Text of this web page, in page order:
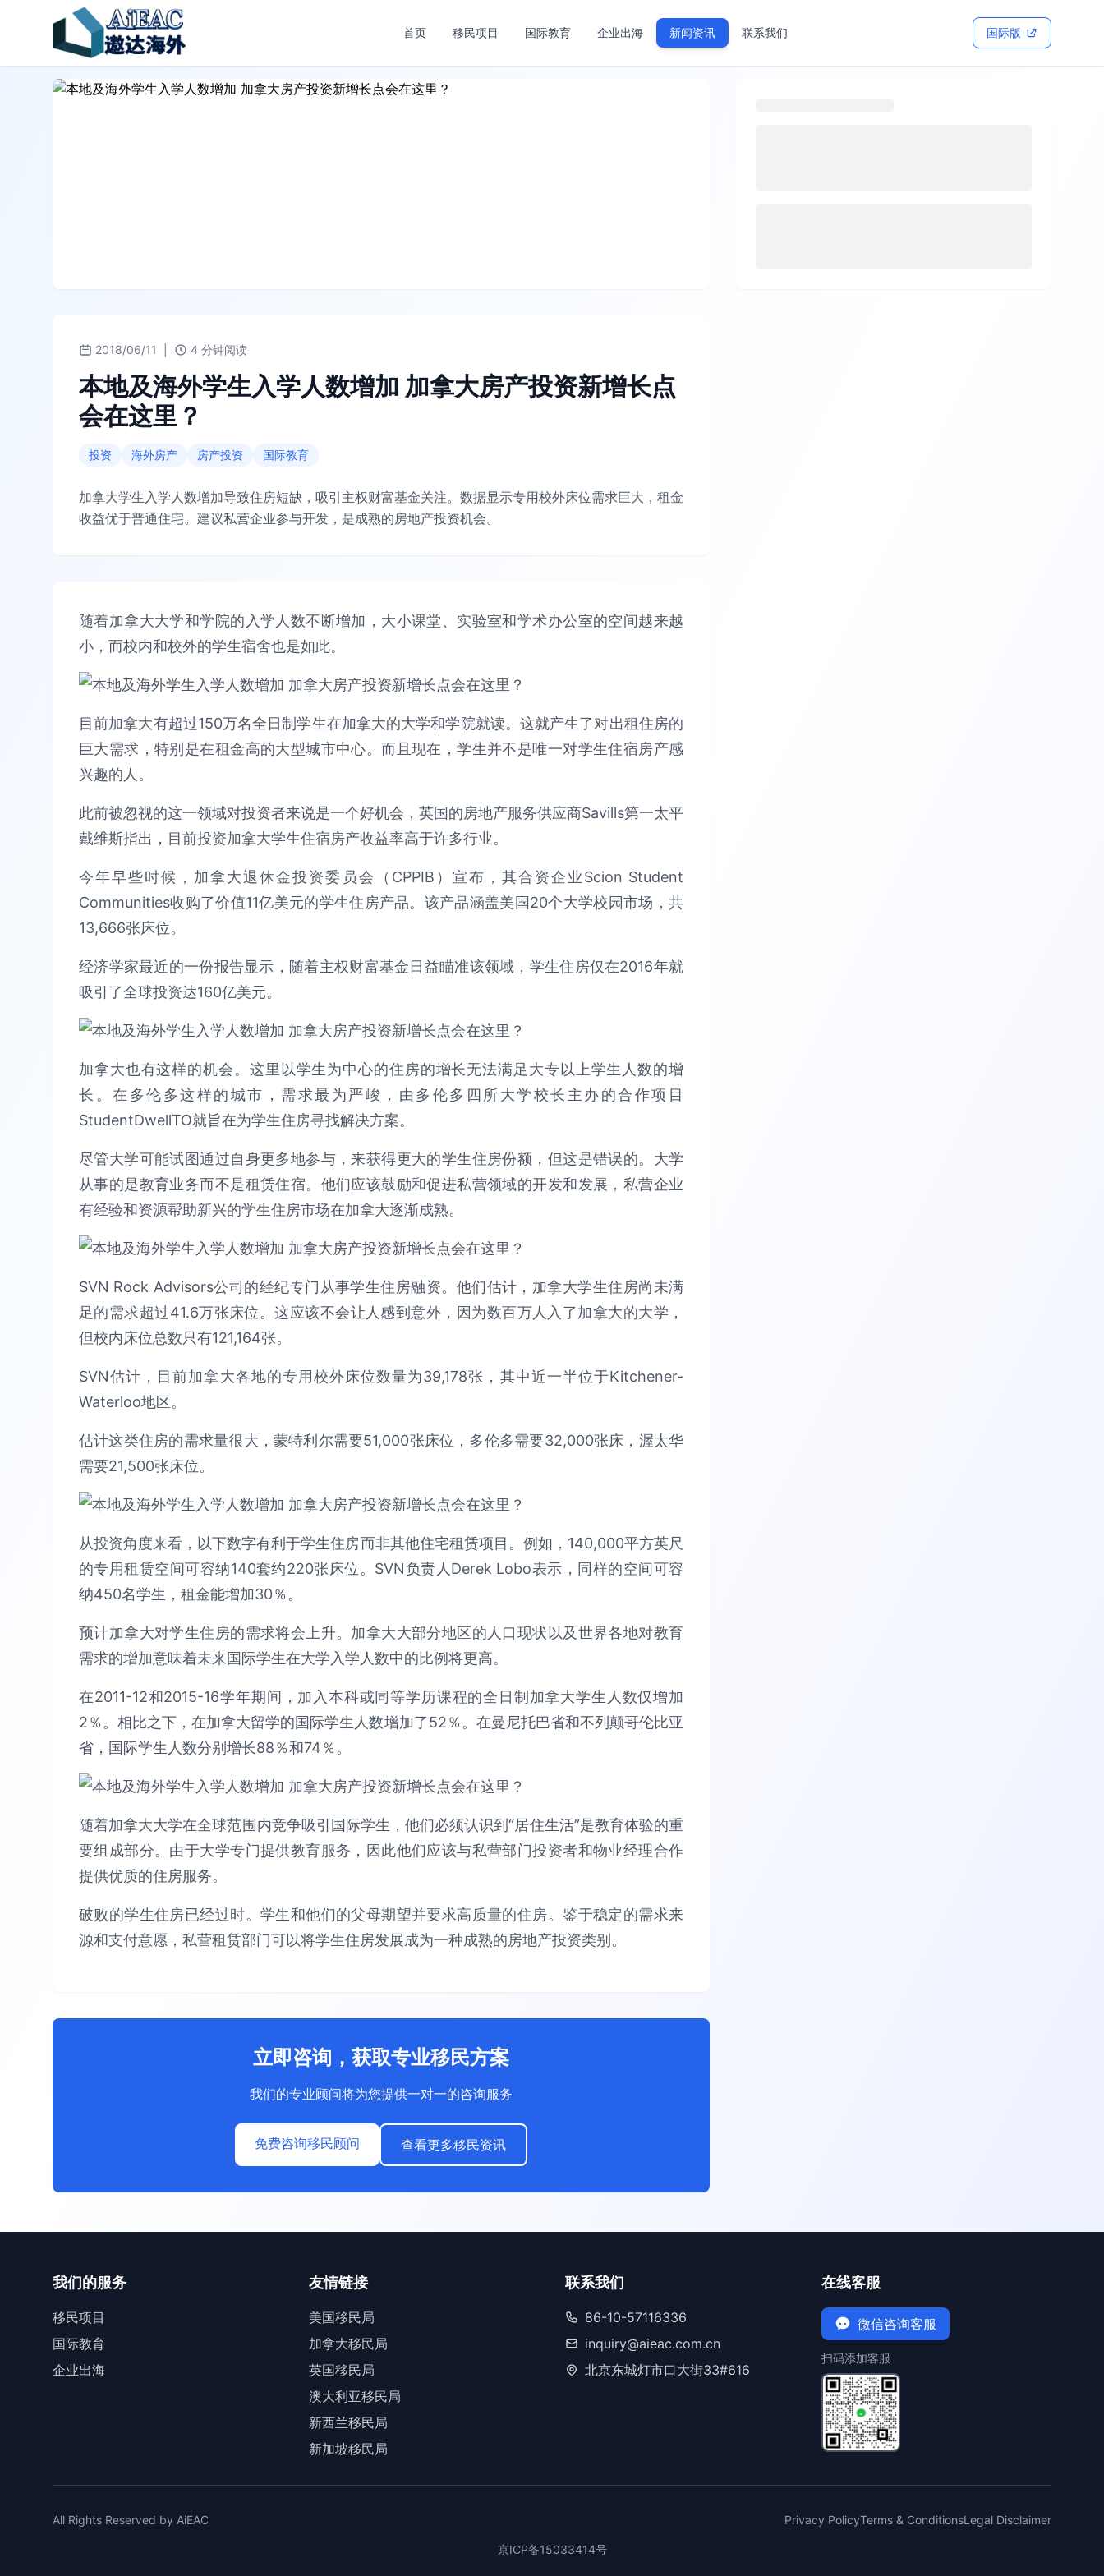
首页 移民项目 国际教育 企业出海 新闻资讯 联系我们 国际版
2018/06/11 4 分钟阅读
本地及海外学生入学人数增加 加拿大房产投资新增长点
会在这里？
投资 海外房产 房产投资 国际教育
加拿大学生入学人数增加导致住房短缺，吸引主权财富基金关注。数据显示专用校外床位需求巨大，租金
收益优于普通住宅。建议私营企业参与开发，是成熟的房地产投资机会。
随着加拿大大学和学院的入学人数不断增加，大小课堂、实验室和学术办公室的空间越来越
小，而校内和校外的学生宿舍也是如此。
目前加拿大有超过150万名全日制学生在加拿大的大学和学院就读。这就产生了对出租住房的
巨大需求，特别是在租金高的大型城市中心。而且现在，学生并不是唯一对学生住宿房产感
兴趣的人。
此前被忽视的这一领域对投资者来说是一个好机会，英国的房地产服务供应商Savills第一太平
戴维斯指出，目前投资加拿大学生住宿房产收益率高于许多行业。
今年早些时候，加拿大退休金投资委员会（CPPIB）宣布，其合资企业Scion Student
Communities收购了价值11亿美元的学生住房产品。该产品涵盖美国20个大学校园市场，共
13,666张床位。
经济学家最近的一份报告显示，随着主权财富基金日益瞄准该领域，学生住房仅在2016年就
吸引了全球投资达160亿美元。
加拿大也有这样的机会。这里以学生为中心的住房的增长无法满足大专以上学生人数的增
长。在多伦多这样的城市，需求最为严峻，由多伦多四所大学校长主办的合作项目
StudentDwellTO就旨在为学生住房寻找解决方案。
尽管大学可能试图通过自身更多地参与，来获得更大的学生住房份额，但这是错误的。大学
从事的是教育业务而不是租赁住宿。他们应该鼓励和促进私营领域的开发和发展，私营企业
有经验和资源帮助新兴的学生住房市场在加拿大逐渐成熟。
SVN Rock Advisors公司的经纪专门从事学生住房融资。他们估计，加拿大学生住房尚未满
足的需求超过41.6万张床位。这应该不会让人感到意外，因为数百万人入了加拿大的大学，
但校内床位总数只有121,164张。
SVN估计，目前加拿大各地的专用校外床位数量为39,178张，其中近一半位于Kitchener-
Waterloo地区。
估计这类住房的需求量很大，蒙特利尔需要51,000张床位，多伦多需要32,000张床，渥太华
需要21,500张床位。
从投资角度来看，以下数字有利于学生住房而非其他住宅租赁项目。例如，140,000平方英尺
的专用租赁空间可容纳140套约220张床位。SVN负责人Derek Lobo表示，同样的空间可容
纳450名学生，租金能增加30％。
预计加拿大对学生住房的需求将会上升。加拿大大部分地区的人口现状以及世界各地对教育
需求的增加意味着未来国际学生在大学入学人数中的比例将更高。
在2011-12和2015-16学年期间，加入本科或同等学历课程的全日制加拿大学生人数仅增加
2％。相比之下，在加拿大留学的国际学生人数增加了52％。在曼尼托巴省和不列颠哥伦比亚
省，国际学生人数分别增长88％和74％。
随着加拿大大学在全球范围内竞争吸引国际学生，他们必须认识到“居住生活”是教育体验的重
要组成部分。由于大学专门提供教育服务，因此他们应该与私营部门投资者和物业经理合作
提供优质的住房服务。
破败的学生住房已经过时。学生和他们的父母期望并要求高质量的住房。鉴于稳定的需求来
源和支付意愿，私营租赁部门可以将学生住房发展成为一种成熟的房地产投资类别。
立即咨询，获取专业移民方案
我们的专业顾问将为您提供一对一的咨询服务
免费咨询移民顾问 查看更多移民资讯
我们的服务
移民项目
国际教育
企业出海
友情链接
美国移民局
加拿大移民局
英国移民局
澳大利亚移民局
新西兰移民局
新加坡移民局
联系我们
86-10-57116336
inquiry@aieac.com.cn
北京东城灯市口大街33#616
在线客服
微信咨询客服
扫码添加客服
All Rights Reserved by AiEAC Privacy PolicyTerms & ConditionsLegal Disclaimer
京ICP备15033414号